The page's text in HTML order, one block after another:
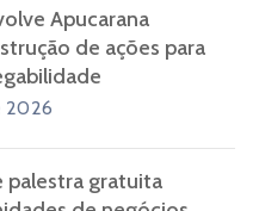
Apucarana
de ações para
2026
palestra gratuita